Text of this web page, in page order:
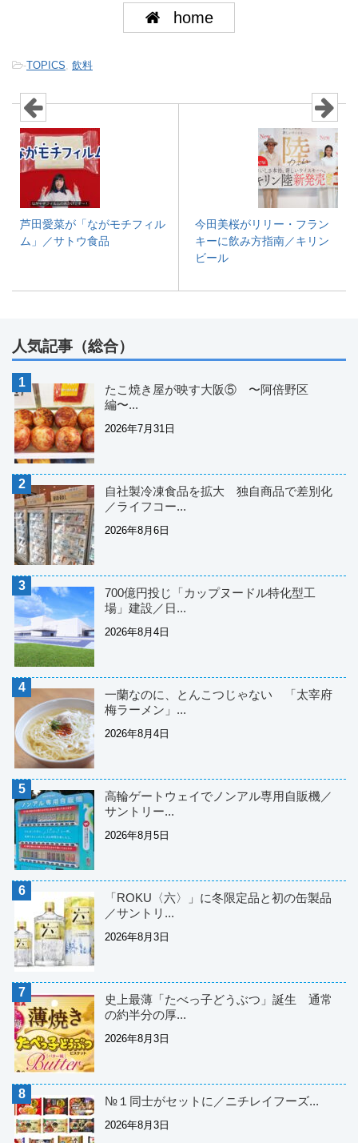
home
-TOPICS, 飲料
芦田愛菜が「ながモチフィル
ム」／サトウ食品
今田美桜がリリー・フラン
キーに飲み方指南／キリン
ビール
人気記事（総合）
たこ焼き屋が映す大阪⑤ 〜阿倍野区
編〜...
2026年7月31日
自社製冷凍食品を拡大 独自商品で差別化
／ライフコー...
2026年8月6日
700億円投じ「カップヌードル特化型工
場」建設／日...
2026年8月4日
一蘭なのに、とんこつじゃない 「太宰府
梅ラーメン」...
2026年8月4日
高輪ゲートウェイでノンアル専用自販機／
サントリー...
2026年8月5日
「ROKU〈六〉」に冬限定品と初の缶製品
／サントリ...
2026年8月3日
史上最薄「たべっ子どうぶつ」誕生 通常
の約半分の厚...
2026年8月3日
№１同士がセットに／ニチレイフーズ...
2026年8月3日